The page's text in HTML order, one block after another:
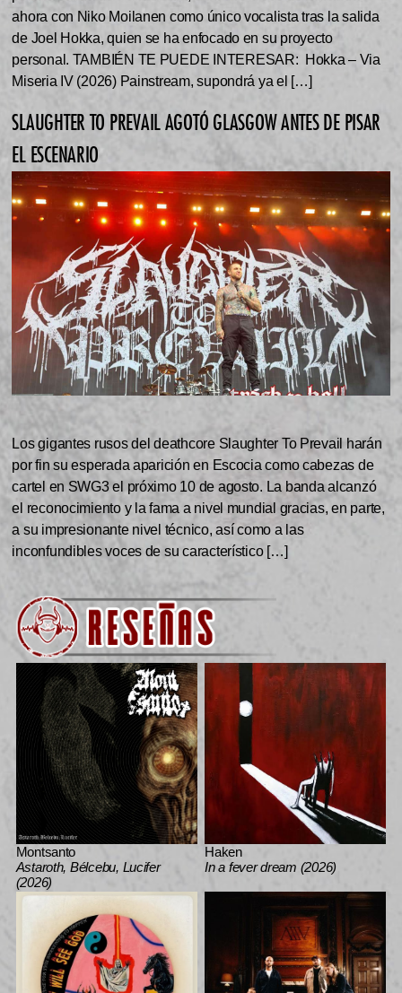
ahora con Niko Moilanen como único vocalista tras la salida
de Joel Hokka, quien se ha enfocado en su proyecto
personal. TAMBIÉN TE PUEDE INTERESAR: Hokka – Via
Miseria IV (2026) Painstream, supondrá ya el […]
SLAUGHTER TO PREVAIL AGOTÓ GLASGOW ANTES DE PISAR
EL ESCENARIO
Los gigantes rusos del deathcore Slaughter To Prevail harán
por fin su esperada aparición en Escocia como cabezas de
cartel en SWG3 el próximo 10 de agosto. La banda alcanzó
el reconocimiento y la fama a nivel mundial gracias, en parte,
a su impresionante nivel técnico, así como a las
inconfundibles voces de su característico […]
Montsanto
Astaroth, Bélcebu, Lucifer
(2026)
Haken
In a fever dream (2026)